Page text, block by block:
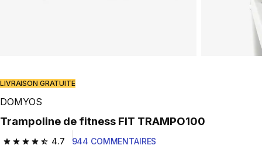
Play Video
LIVRAISON GRATUITE
DOMYOS
Trampoline de fitness FIT TRAMPO100
4.7
4.7 out of 5 stars from 944 reviews
944 COMMENTAIRES